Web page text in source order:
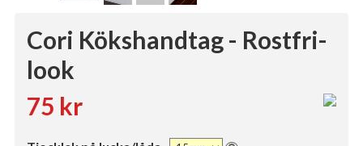
Cori Kökshandtag - Rostfri-
look
75 kr